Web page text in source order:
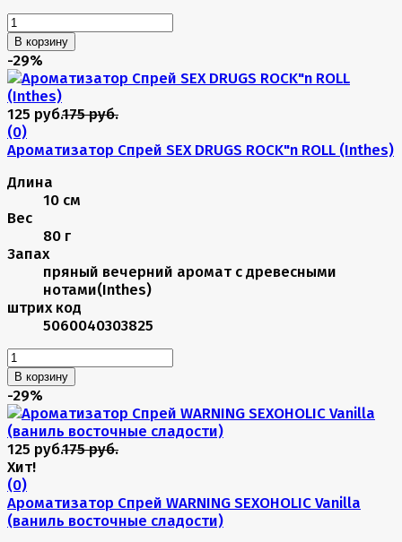
В корзину
-29%
125 руб.175 руб.
(0)
Ароматизатор Спрей SEX DRUGS ROCK"n ROLL (Inthes)
Длина
10 см
Вес
80 г
Запах
пряный вечерний аромат с древесными
нотами(Inthes)
штрих код
5060040303825
В корзину
-29%
125 руб.175 руб.
Хит!
(0)
Ароматизатор Спрей WARNING SEXOHOLIC Vanilla
(ваниль восточные сладости)